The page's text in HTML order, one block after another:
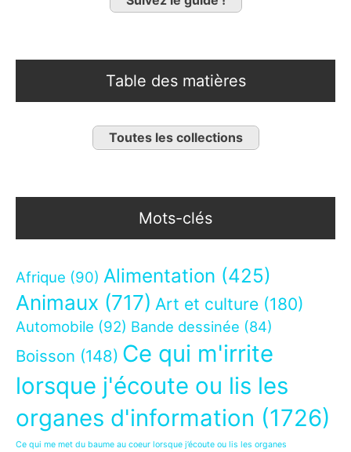
Table des matières
Toutes les collections
Mots-clés
Afrique (90) Alimentation (425)
Animaux (717) Art et culture (180)
Automobile (92) Bande dessinée (84)
Boisson (148) Ce qui m'irrite
lorsque j'écoute ou lis les
organes d'information (1726)
Ce qui me met du baume au coeur lorsque j’écoute ou lis les organes